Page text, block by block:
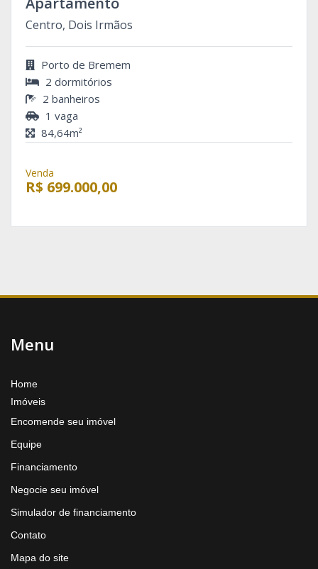
Centro, Dois Irmãos
Porto de Bremem
2 dormitórios
2 banheiros
1 vaga
84,64m²
Venda
R$ 699.000,00
Menu
Home
Imóveis
Encomende seu imóvel
Equipe
Financiamento
Negocie seu imóvel
Simulador de financiamento
Contato
Mapa do site